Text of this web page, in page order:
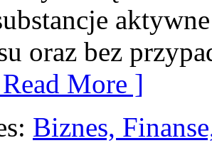
oraz bez
More ]
Biznes,